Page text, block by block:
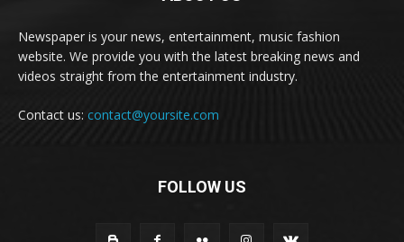
Newspaper is your news, entertainment, music fashion
website. We provide you with the latest breaking news and
videos straight from the entertainment industry.
Contact us: contact@yoursite.com
FOLLOW US